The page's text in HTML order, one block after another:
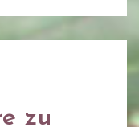
zu